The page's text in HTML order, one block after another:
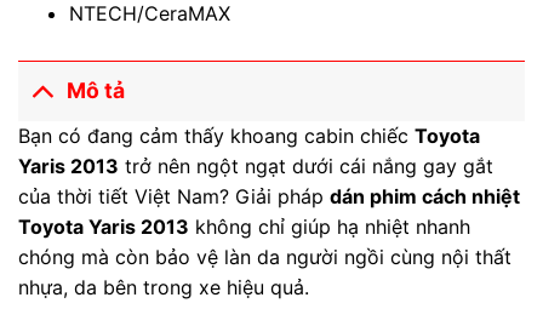
NTECH/CeraMAX
Mô tả
Bạn có đang cảm thấy khoang cabin chiếc Toyota
Yaris 2013 trở nên ngột ngạt dưới cái nắng gay gắt
của thời tiết Việt Nam? Giải pháp dán phim cách nhiệt
Toyota Yaris 2013 không chỉ giúp hạ nhiệt nhanh
chóng mà còn bảo vệ làn da người ngồi cùng nội thất
nhựa, da bên trong xe hiệu quả.